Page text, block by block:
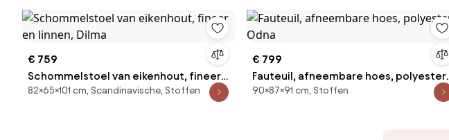
€ 759
Schommelstoel van eikenhout, fineer
en linnen, Dilma
82×65×101 cm, Scandinavische, Stoffen
€ 799
Fauteuil, afneembare hoes, polyester,
Odna
90×87×91 cm, Stoffen